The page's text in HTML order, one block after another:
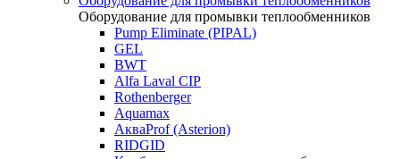
Оборудование для промывки теплообменников
Pump Eliminate (PIPAL)
GEL
BWT
Alfa Laval CIP
Rothenberger
Aquamax
АкваProf (Asterion)
RIDGID